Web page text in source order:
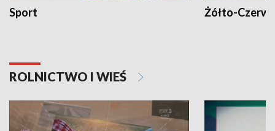
Sport Żółto-
ROLNICTWO I WIEŚ